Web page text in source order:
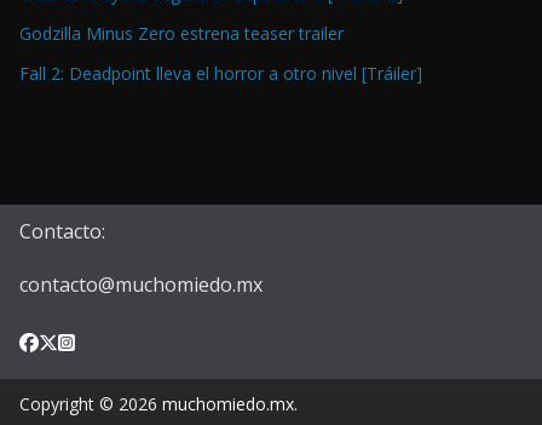
Godzilla Minus Zero estrena teaser trailer
Fall 2: Deadpoint lleva el horror a otro nivel [Tráiler]
Contacto:
contacto@muchomiedo.mx
Copyright © 2026 muchomiedo.mx.